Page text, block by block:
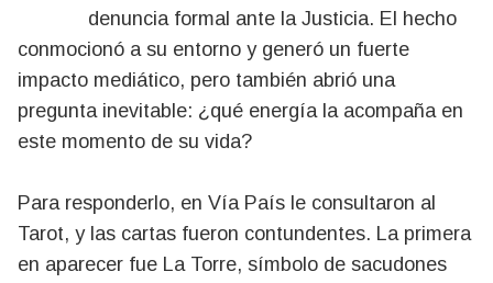
denuncia formal ante la Justicia. El hecho
conmocionó a su entorno y generó un fuerte
impacto mediático, pero también abrió una
pregunta inevitable: ¿qué energía la acompaña en
este momento de su vida?
Para responderlo, en Vía País le consultaron al
Tarot, y las cartas fueron contundentes. La primera
en aparecer fue La Torre, símbolo de sacudones